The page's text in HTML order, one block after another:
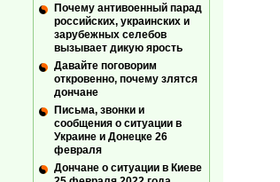
Почему антивоенный парад
российских, украинских и
зарубежных селебов
вызывает дикую ярость
Давайте поговорим
откровенно, почему злятся
дончане
Письма, звонки и
сообщения о ситуации в
Украине и Донецке 26
февраля
Дончане о ситуации в Киеве